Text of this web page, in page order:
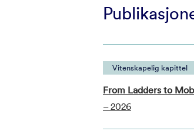
Vitenskapelig kapittel
From Ladders to
– 2026